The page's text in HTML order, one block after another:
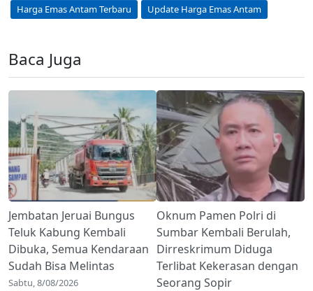
Harga Emas Antam Terbaru
Update Harga Emas Antam
Baca Juga
Jembatan Jeruai Bungus
Teluk Kabung Kembali
Dibuka, Semua Kendaraan
Sudah Bisa Melintas
Sabtu, 8/08/2026
Oknum Pamen Polri di
Sumbar Kembali Berulah,
Dirreskrimum Diduga
Terlibat Kekerasan dengan
Seorang Sopir